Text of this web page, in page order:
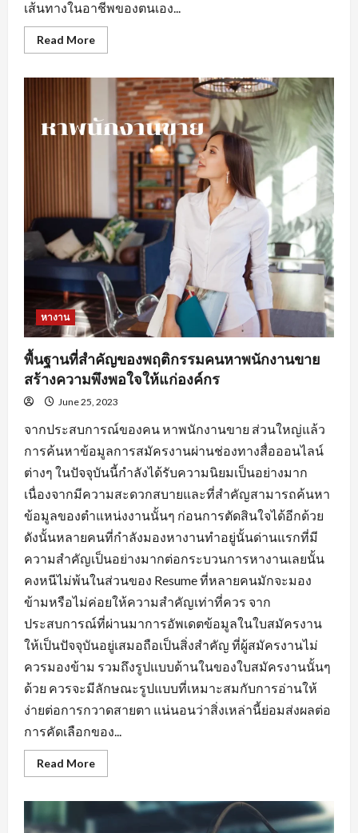
เส้นทางในอาชีพของตนเอง...
Read MoreRead
more
สร้าง
ทัศนคติ
ดี
ใน
การ
งานprogrammerเพื่อ
ประสิทธิภาพ
หางาน
พื้นฐานที่สำคัญของพฤติกรรมคนหาพนักงานขาย
สร้างความพึงพอใจให้แก่องค์กร
June 25, 2023
จากประสบการณ์ของคน หาพนักงานขาย ส่วนใหญ่แล้ว
การค้นหาข้อมูลการสมัครงานผ่านช่องทางสื่อออนไลน์
ต่างๆ ในปัจจุบันนี้กำลังได้รับความนิยมเป็นอย่างมาก
เนื่องจากมีความสะดวกสบายและที่สำคัญสามารถค้นหา
ข้อมูลของตำแหน่งงานนั้นๆ ก่อนการตัดสินใจได้อีกด้วย
ดังนั้นหลายคนที่กำลังมองหางานทำอยู่นั้นด่านแรกที่มี
ความสำคัญเป็นอย่างมากต่อกระบวนการหางานเลยนั้น
คงหนีไม่พ้นในส่วนของ Resume ที่หลายคนมักจะมอง
ข้ามหรือไม่ค่อยให้ความสำคัญเท่าที่ควร จาก
ประสบการณ์ที่ผ่านมาการอัพเดตข้อมูลในใบสมัครงาน
ให้เป็นปัจจุบันอยู่เสมอถือเป็นสิ่งสำคัญ ที่ผู้สมัครงานไม่
ควรมองข้าม รวมถึงรูปแบบด้านในของใบสมัครงานนั้นๆ
ด้วย ควรจะมีลักษณะรูปแบบที่เหมาะสมกับการอ่านให้
ง่ายต่อการกวาดสายตา แน่นอนว่าสิ่งเหล่านี้ย่อมส่งผลต่อ
การคัดเลือกของ...
Read MoreRead
more
ที่